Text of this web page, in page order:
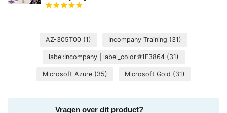
AZ-305T00 (1) Incompany Training (31)
label:Incompany | label_color:#1F3864 (31)
Microsoft Azure (35) Microsoft Gold (31)
Vragen over dit product?